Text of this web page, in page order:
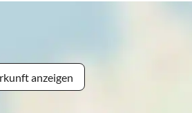
anzeigen